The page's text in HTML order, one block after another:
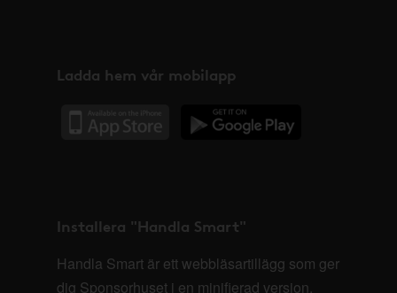
Ladda hem vår mobilapp
Installera "Handla Smart"
Handla Smart är ett webbläsartillägg som ger
dig Sponsorhuset i en minifierad version,